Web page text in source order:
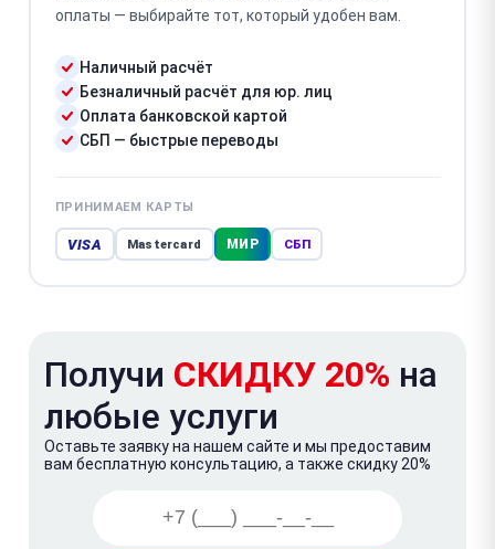
оплаты — выбирайте тот, который удобен вам.
Наличный расчёт
Безналичный расчёт для юр. лиц
Оплата банковской картой
СБП — быстрые переводы
ПРИНИМАЕМ КАРТЫ
VISA Mastercard МИР СБП
Получи СКИДКУ 20% на
любые услуги
Оставьте заявку на нашем сайте и мы предоставим
вам бесплатную консультацию, а также скидку 20%